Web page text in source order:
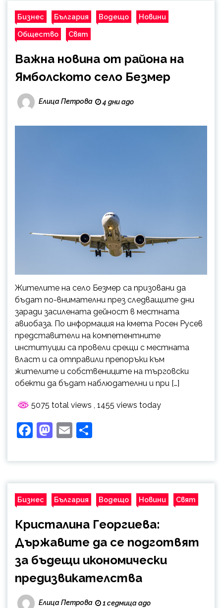
аудитория, затова държим на
прозрачност и коректност от
наша страна. Поднасяме ви
пълния си потенциал.
Бизнес България Водещо Новини
Общество Свят
Важна новина от района на
Ямболското село Безмер
Елица Петрова 4 дни ago
Жителите на село Безмер са призовани да
бъдат по-внимателни през следващите дни
заради засилената дейност в местната
авиобаза. По информация на кмета Росен Русев
представители на компетентните
институции са провели срещи с местната
власт и са отправили препоръки към
жителите и собствениците на търговски
обекти да бъдат наблюдателни и при […]
5075 total views , 1455 views today
Facebook
Mastodon
Email
Бизнес България Водещо Новини Свят
Кристалина Георгиева:
Държавите да се подготвят
за бъдещи икономически
предизвикателства
Елица Петрова 1 седмица ago